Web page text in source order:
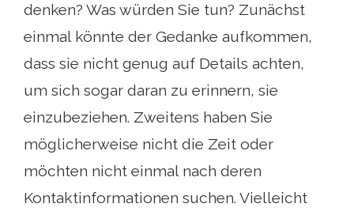
denken? Was würden Sie tun? Zunächst
einmal könnte der Gedanke aufkommen,
dass sie nicht genug auf Details achten,
um sich sogar daran zu erinnern, sie
einzubeziehen. Zweitens haben Sie
möglicherweise nicht die Zeit oder
möchten nicht einmal nach deren
Kontaktinformationen suchen. Vielleicht